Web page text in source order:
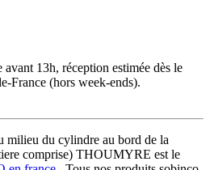
avant 13h, réception estimée dès le
France (hors week-ends).
milieu du cylindre au bord de la
comprise) THOUMYRE est le